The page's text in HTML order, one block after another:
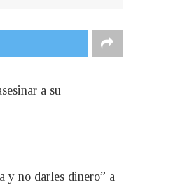
a su
y no darles dinero” a